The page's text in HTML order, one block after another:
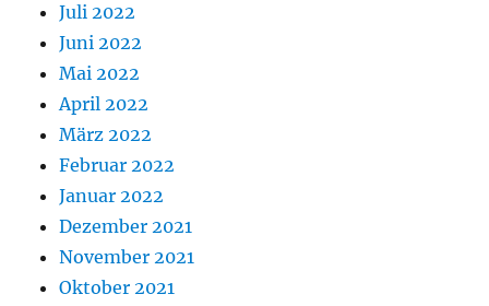
Juli 2022
Juni 2022
Mai 2022
April 2022
März 2022
Februar 2022
Januar 2022
Dezember 2021
November 2021
Oktober 2021